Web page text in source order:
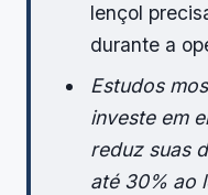
lençol
durante a
Estudos
investe em
reduz suas
até 30% ao